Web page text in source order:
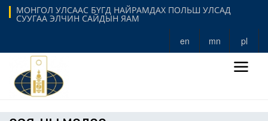
МОНГОЛ УЛСААС БҮГД НАЙРАМДАХ ПОЛЬШ УЛСАД
СУУГАА ЭЛЧИН САЙДЫН ЯАМ
en mn pl